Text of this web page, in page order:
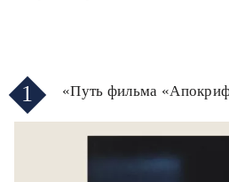
1 «Путь фильма